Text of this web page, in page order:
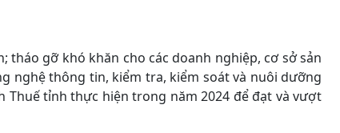
tháo gỡ khó khăn cho các doanh nghiệp, cơ sở sản
nghệ thông tin, kiểm tra, kiểm soát và nuôi dưỡng
tỉnh thực hiện trong năm 2024 để đạt và vượt